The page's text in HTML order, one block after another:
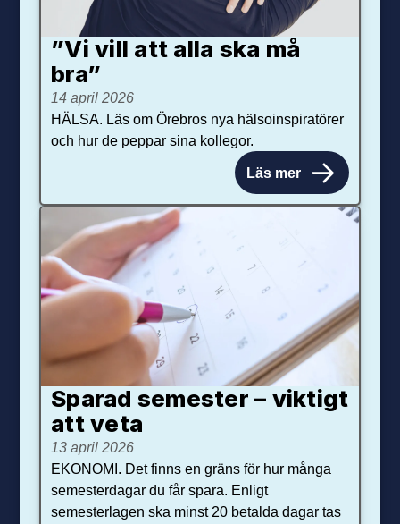
”Vi vill att alla ska må
bra”
14 april 2026
HÄLSA. Läs om Örebros nya hälsoinspiratörer
och hur de peppar sina kollegor.
Läs mer
Sparad semester – viktigt
att veta
13 april 2026
EKONOMI. Det finns en gräns för hur många
semesterdagar du får spara. Enligt
semesterlagen ska minst 20 betalda dagar tas